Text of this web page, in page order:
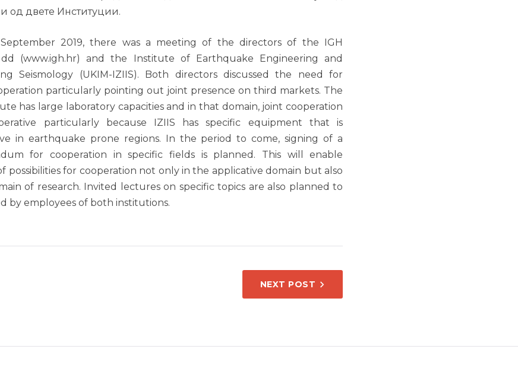
од двете Институции.
2019, there was a meeting of the directors of the IGH
(www.igh.hr) and the Institute of Earthquake Engineering and
Seismology (UKIM-IZIIS). Both directors discussed the need for
particularly pointing out joint presence on third markets. The
has large laboratory capacities and in that domain, joint cooperation
particularly because IZIIS has specific equipment that is
in earthquake prone regions. In the period to come, signing of a
for cooperation in specific fields is planned. This will enable
possibilities for cooperation not only in the applicative domain but also
of research. Invited lectures on specific topics are also planned to
by employees of both institutions.
NEXT POST